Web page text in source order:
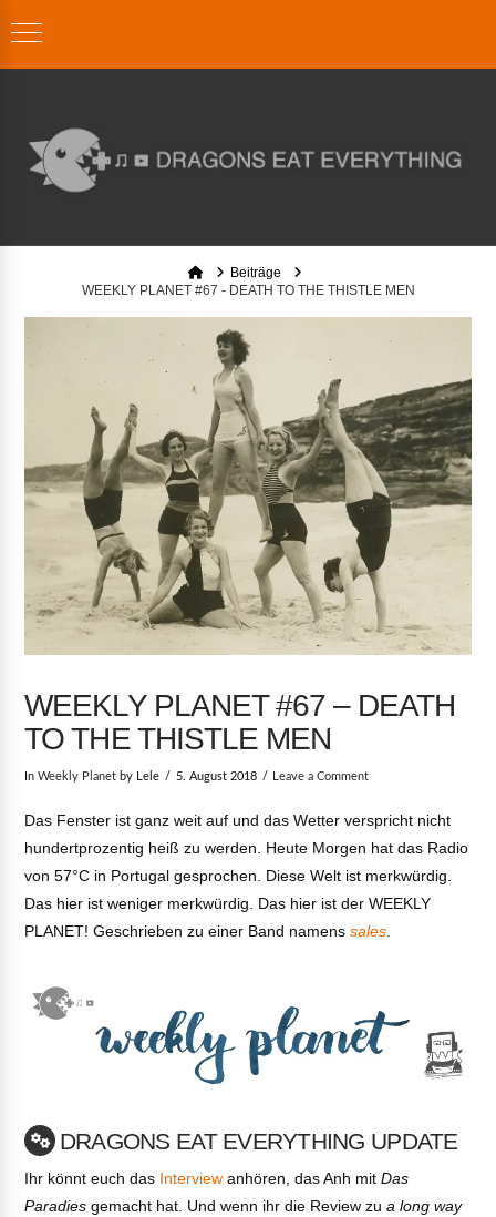
HomeBeiträge
WEEKLY PLANET #67 - DEATH TO THE THISTLE MEN
WEEKLY PLANET #67 – DEATH
TO THE THISTLE MEN
InWeekly Planet by Lele 5. August 2018 Leave a Comment
Das Fenster ist ganz weit auf und das Wetter verspricht nicht
hundertprozentig heiß zu werden. Heute Morgen hat das Radio
von 57°C in Portugal gesprochen. Diese Welt ist merkwürdig.
Das hier ist weniger merkwürdig. Das hier ist der WEEKLY
PLANET! Geschrieben zu einer Band namenssales
DRAGONS EAT EVERYTHING UPDATE
Ihr könnt euch das Interview anhören, das Anh mitDas
Paradies gemacht hat. Und wenn ihr die Review zua long way